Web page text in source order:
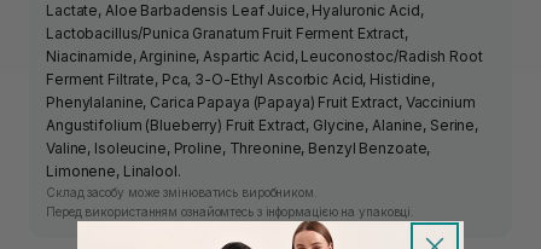
Lactate, Aloe Barbadensis Leaf Juice, Hyaluronic Acid,
Lactobacillus/Punica Granatum Fruit Ferment Extract,
Niacinamide, Arginine, Aspartic Acid, Leuconostoc/Radish Root
Ferment Filtrate, Pca, 3-O-Ethyl Ascorbic Acid, Histidine,
Phenylalanine, Carica Papaya (Papaya) Fruit Extract, Vaccinium
Angustifolium (Blueberry) Fruit Extract, Glycine, Alanine, Serine,
Valine, Isoleucine, Proline, Threonine, Benzyl Benzoate,
Limonene, Linalool.
Склад засобу може змінюватись виробником.
Перед використанням ознайомтесь з інформацією на упаковці.